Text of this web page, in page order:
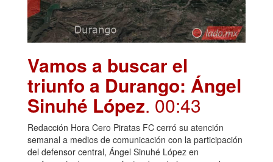
Vamos a buscar el
triunfo a Durango: Ángel
Sinuhé López. 00:43
Redacción Hora Cero Piratas FC cerró su atención
semanal a medios de comunicación con la participación
del defensor central, Ángel Sinuhé López en